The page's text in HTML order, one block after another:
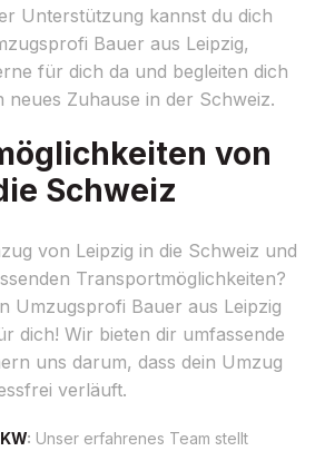
Unterstützung kannst du dich
Bauer aus Leipzig,
für dich da und begleiten dich
neues Zuhause in der Schweiz.
von
Schweiz
von Leipzig in die Schweiz und
Transportmöglichkeiten?
Umzugsprofi Bauer aus Leipzig
dich! Wir bieten dir umfassende
uns darum, dass dein Umzug
verläuft.
: Unser erfahrenes Team stellt